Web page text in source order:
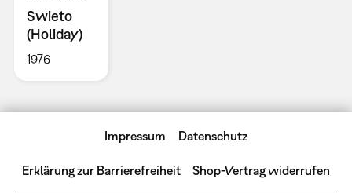
Swieto
(Holiday)
1976
Impressum Datenschutz
Erklärung zur Barrierefreiheit Shop-Vertrag widerrufen